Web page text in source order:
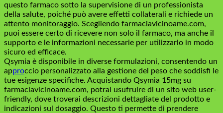
questo farmaco sotto la supervisione di un professionista
della salute, poiché può avere effetti collaterali e richiede un
attento monitoraggio. Scegliendo farmaciavicinoame.com,
puoi essere certo di ricevere non solo il farmaco, ma anche il
supporto e le informazioni necessarie per utilizzarlo in modo
sicuro ed efficace.
Qsymia è disponibile in diverse formulazioni, consentendo un
approccio personalizzato alla gestione del peso che soddisfi le
tue esigenze specifiche. Acquistando Qsymia 15mg su
farmaciavicinoame.com, potrai usufruire di un sito web user-
friendly, dove troverai descrizioni dettagliate del prodotto e
indicazioni sul dosaggio. Questo ti permette di prendere